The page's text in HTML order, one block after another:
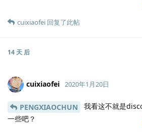
cuixiaofei 回复了此帖
14 天 后
cuixiaofei 2020年1月20日
PENGXIAOCHUN
我看这不就是
一些吧？